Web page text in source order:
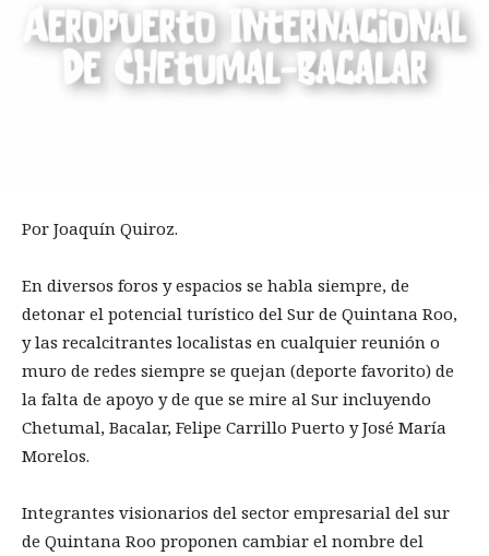
Por Joaquín Quiroz.
En diversos foros y espacios se habla siempre, de
detonar el potencial turístico del Sur de Quintana Roo,
y las recalcitrantes localistas en cualquier reunión o
muro de redes siempre se quejan (deporte favorito) de
la falta de apoyo y de que se mire al Sur incluyendo
Chetumal, Bacalar, Felipe Carrillo Puerto y José María
Morelos.
Integrantes visionarios del sector empresarial del sur
de Quintana Roo proponen cambiar el nombre del